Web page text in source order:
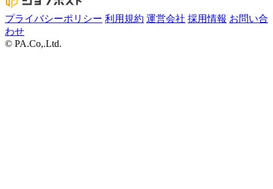
プライバシーポリシー 利用規約 運営会社 採用情報 お問い合
わせ
© PA.Co,.Ltd.